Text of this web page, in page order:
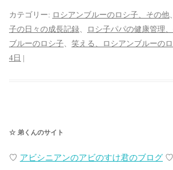
カテゴリー: ロシアンブルーのロシ子、その他
子の日々の成長記録
ロシ子パパの健康管理、
ブルーのロシ子
笑える、ロシアンブルーの
4日 |
☆ 弟くんのサイト
♡ アビシニアンのアビのすけ君のブログ ♡